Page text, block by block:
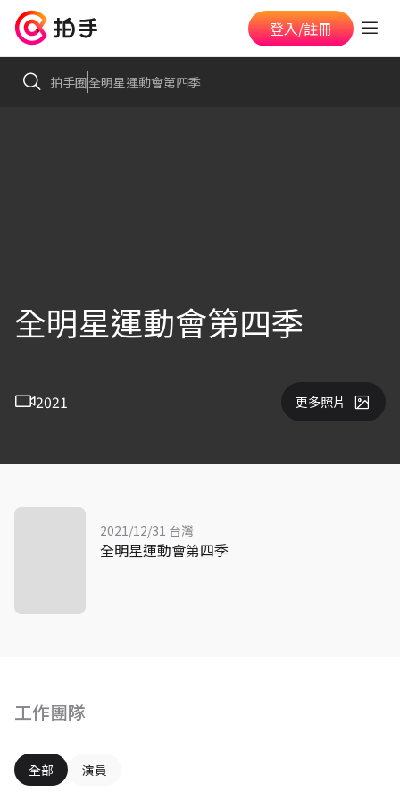
登入/註冊
拍手圈全明星運動會第四季
全明星運動會第四季
2021 更多照片
工作團隊
全部 演員
2021/12/31 台灣
全明星運動會第四季